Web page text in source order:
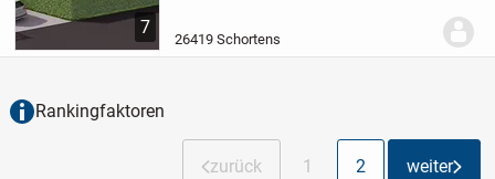
7
Wohnung wird voraussichtlich 2026
26419 Schortens
Rankingfaktoren
zurück 1 2 weiter